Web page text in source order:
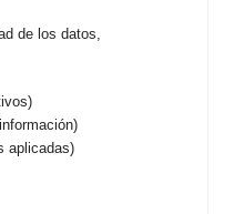
de los datos,
aplicadas)